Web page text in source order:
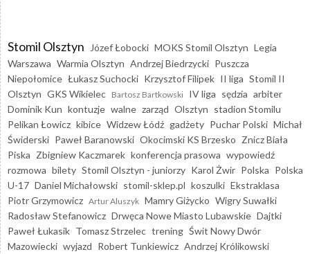
Stomil Olsztyn Józef Łobocki MOKS Stomil Olsztyn Legia
Warszawa Warmia Olsztyn Andrzej Biedrzycki Puszcza
Niepołomice Łukasz Suchocki Krzysztof Filipek II liga Stomil II
Olsztyn GKS Wikielec Bartosz Bartkowski IV liga sędzia arbiter
Dominik Kun kontuzje walne zarząd Olsztyn stadion Stomilu
Pelikan Łowicz kibice Widzew Łódź gadżety Puchar Polski Michał
Świderski Paweł Baranowski Okocimski KS Brzesko Znicz Biała
Piska Zbigniew Kaczmarek konferencja prasowa wypowiedź
rozmowa bilety Stomil Olsztyn - juniorzy Karol Żwir Polska Polska
U-17 Daniel Michałowski stomil-sklep.pl koszulki Ekstraklasa
Piotr Grzymowicz Artur Aluszyk Mamry Giżycko Wigry Suwałki
Radosław Stefanowicz Drwęca Nowe Miasto Lubawskie Dajtki
Paweł Łukasik Tomasz Strzelec trening Świt Nowy Dwór
Mazowiecki wyjazd Robert Tunkiewicz Andrzej Królikowski